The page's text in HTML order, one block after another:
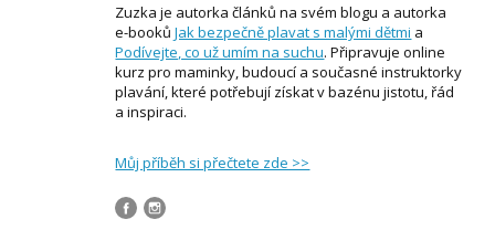
Zuzka je autorka článků na svém blogu a autorka
e-bookůJak bezpečně plavat s malými dětmi a
Podívejte, co už umím na suchu. Připravuje online
kurz pro maminky, budoucí a současné instruktorky
plavání, které potřebují získat v bazénu jistotu, řád
a inspiraci.
Můj příběh si přečtete zde >>